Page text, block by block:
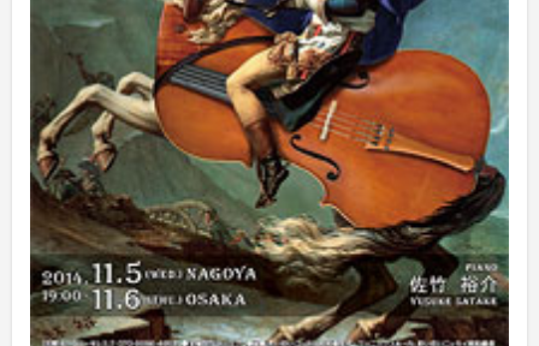
2024年11月
2024年10月 (5)
2024年9月 (6)
2024年8月 (10)
2024年7月 (1)